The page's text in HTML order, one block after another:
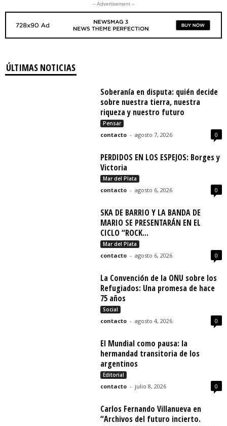
– Advertisement –
ÚLTIMAS NOTICIAS
Soberanía en disputa: quién decide
sobre nuestra tierra, nuestra
riqueza y nuestro futuro
Pensar
contacto - agosto 7, 2026 0
PERDIDOS EN LOS ESPEJOS: Borges y
Victoria
Mar del Plata
contacto - agosto 6, 2026 0
SKA DE BARRIO Y LA BANDA DE
MARIO SE PRESENTARÁN EN EL
CICLO “ROCK...
Mar del Plata
contacto - agosto 6, 2026 0
La Convención de la ONU sobre los
Refugiados: Una promesa de hace
75 años
Social
contacto - agosto 4, 2026 0
El Mundial como pausa: la
hermandad transitoria de los
argentinos
Editorial
contacto - julio 8, 2026 0
Carlos Fernando Villanueva en
“Archivos del futuro incierto.